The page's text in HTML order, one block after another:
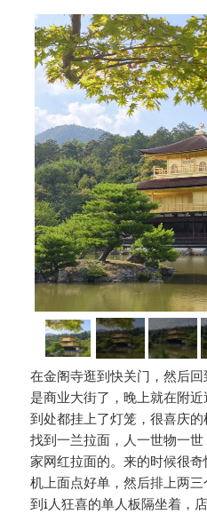
在金阁寺逛到快关门，然后
是商业大街了，晚上就在附
到处都挂上了灯笼，很喜庆
找到一兰拉面，人一世物一
家网红拉面的。来的时候很
机上面点好单，然后排上两
到i人狂喜的单人板隔坐着，